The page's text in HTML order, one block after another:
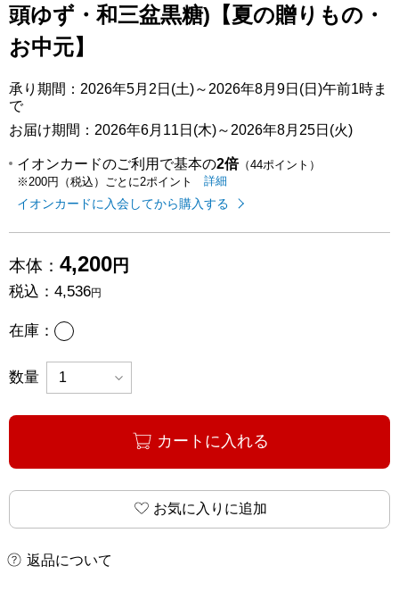
頭ゆず・和三盆黒糖)【夏の贈りもの・
お中元】
承り期間：2026年5月2日(土)～2026年8月9日(日)午前1時ま
で
お届け期間：2026年6月11日(木)～2026年8月25日(火)
イオンカードのご利用で基本の2倍（44ポイント）
※200円（税込）ごとに2ポイント
イオンカードのご利用でたまるポイ
詳細
イオンカードに入会してから購入する
本体： 4,200円
税込： 4,536円
在庫： あり
数量
カートに入れる
お気に入りに追加
返品について